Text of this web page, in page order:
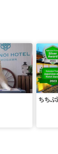
ちち